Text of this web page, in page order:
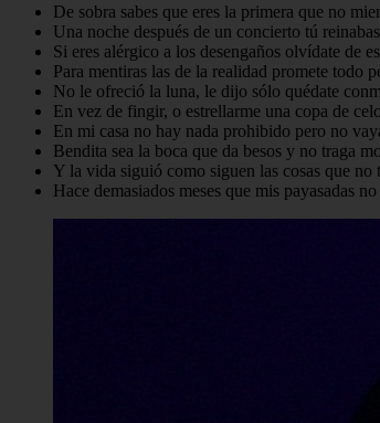
De sobra sabes que eres la primera que no
Una noche después de un concierto tú
Si eres alérgico a los desengaños olvídate de
Para mentiras las de la realidad promete todo
No le ofreció la luna, le dijo sólo quédate
En vez de fingir, o estrellarme una copa de
En mi casa no hay nada prohibido pero no
Bendita sea la boca que da besos y no traga
Y la vida siguió como siguen las cosas que no
Hace demasiados meses que mis payasadas